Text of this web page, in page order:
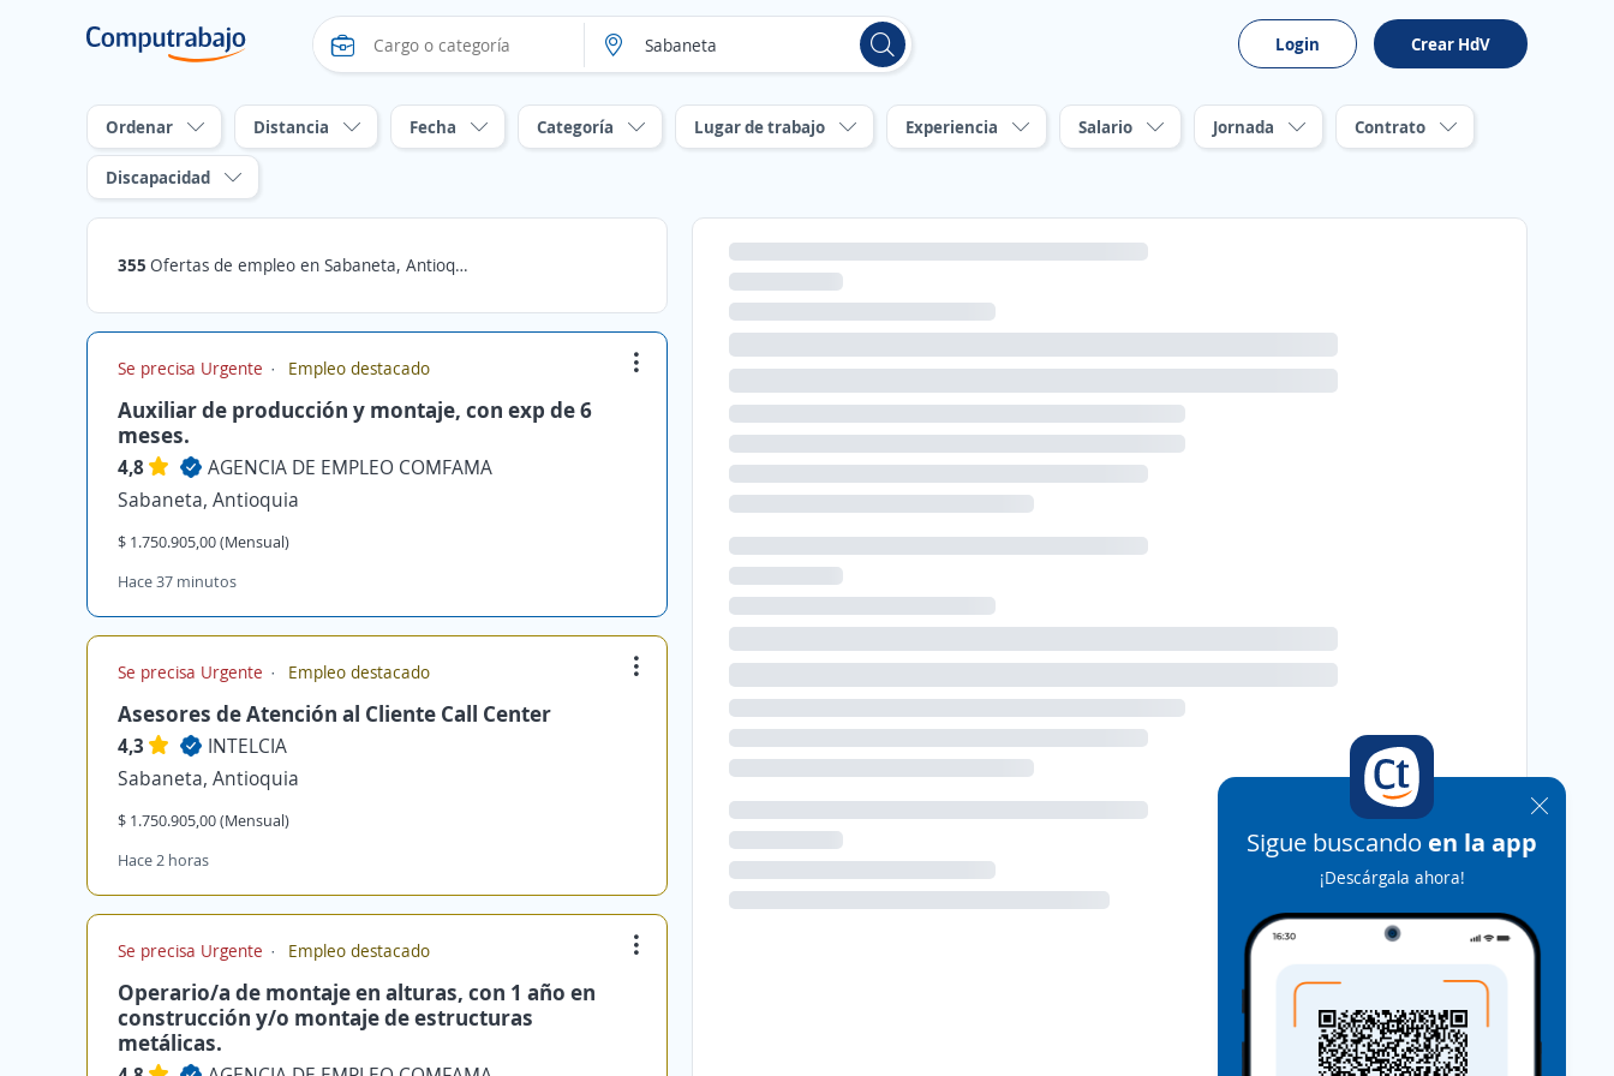
Login Crear HdV
Ordenar Distancia Fecha Categoría Lugar de trabajo Experiencia Salario Jornada Contrato
Discapacidad
355 Ofertas de empleo en Sabaneta, Antioquia
Se precisa Urgente Empleo destacado
Auxiliar de producción y montaje, con exp de 6
meses.
4,8
AGENCIA DE EMPLEO COMFAMA
Sabaneta, Antioquia
$ 1.750.905,00 (Mensual)
Hace 37 minutos
Se precisa Urgente Empleo destacado
Asesores de Atención al Cliente Call Center
4,3
INTELCIA
Sabaneta, Antioquia
$ 1.750.905,00 (Mensual)
Hace 2 horas
Se precisa Urgente Empleo destacado
Operario/a de montaje en alturas, con 1 año en
construcción y/o montaje de estructuras
metálicas.
Sigue buscando en la app
¡Descárgala ahora!